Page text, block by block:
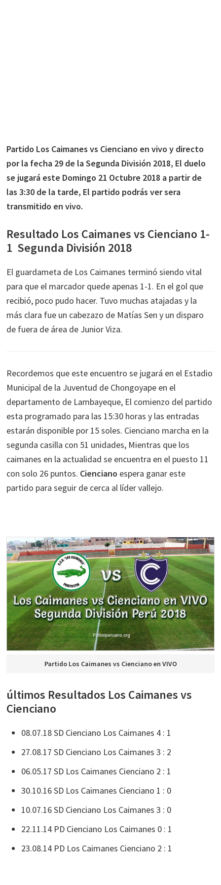
Partido Los Caimanes vs Cienciano en vivo y directo
por la fecha 29 de la Segunda División 2018, El duelo
se jugará este Domingo 21 Octubre 2018 a partir de
las 3:30 de la tarde, El partido podrás ver sera
transmitido en vivo.
Resultado Los Caimanes vs Cienciano 1-
1 Segunda División 2018
El guardameta de Los Caimanes terminó siendo vital
para que el marcador quede apenas 1-1. En el gol que
recibió, poco pudo hacer. Tuvo muchas atajadas y la
más clara fue un cabezazo de Matías Sen y un disparo
de fuera de área de Junior Viza.
Recordemos que este encuentro se jugará en el Estadio
Municipal de la Juventud de Chongoyape en el
departamento de Lambayeque, El comienzo del partido
esta programado para las 15:30 horas y las entradas
estarán disponible por 15 soles. Cienciano marcha en la
segunda casilla con 51 unidades, Mientras que los
caimanes en la actualidad se encuentra en el puesto 11
con solo 26 puntos. Cienciano espera ganar este
partido para seguir de cerca al líder vallejo.
Partido Los Caimanes vs Cienciano en VIVO
últimos Resultados Los Caimanes vs
Cienciano
08.07.18 SD Cienciano Los Caimanes 4 : 1
27.08.17 SD Cienciano Los Caimanes 3 : 2
06.05.17 SD Los Caimanes Cienciano 2 : 1
30.10.16 SD Los Caimanes Cienciano 1 : 0
10.07.16 SD Cienciano Los Caimanes 3 : 0
22.11.14 PD Cienciano Los Caimanes 0 : 1
23.08.14 PD Los Caimanes Cienciano 2 : 1